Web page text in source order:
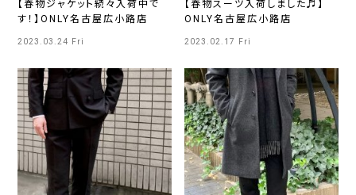
【春物ジャケット続々入荷中で
す！】ONLY名古屋広小路店
2023.03.24 Fri
【春物スーツ入荷しました♬】
ONLY名古屋広小路店
2023.02.17 Fri